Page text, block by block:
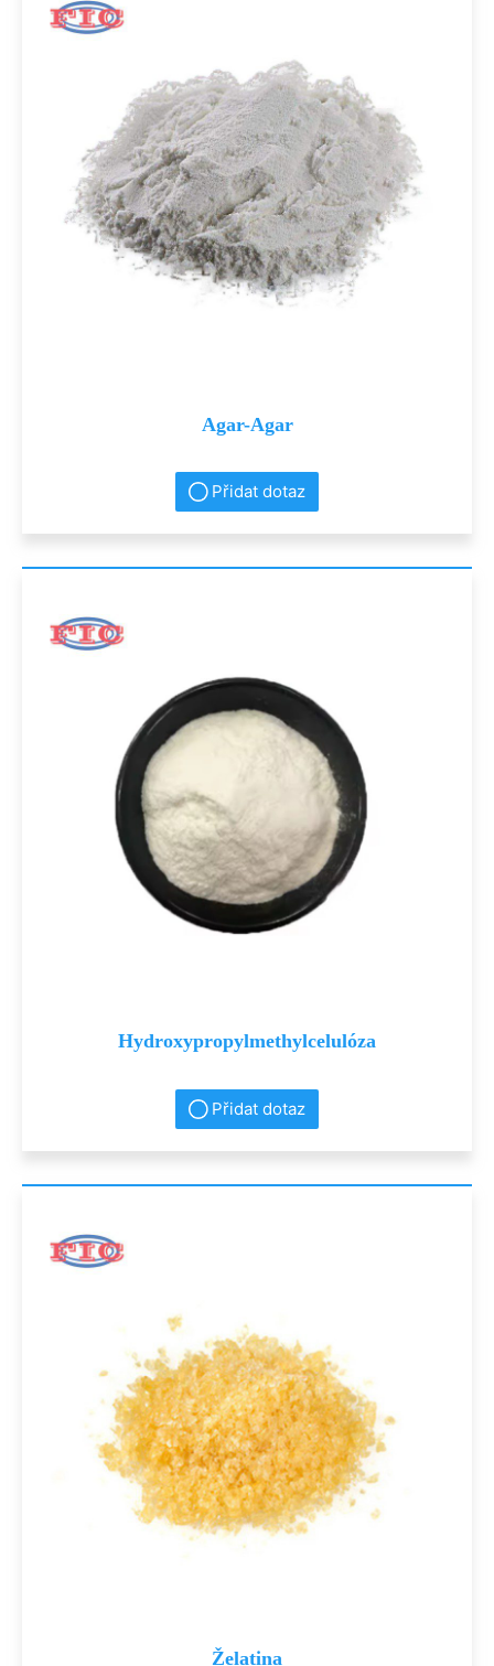
Agar-Agar
Přidat dotaz
Hydroxypropylmethylcelulóza
Přidat dotaz
Želatina